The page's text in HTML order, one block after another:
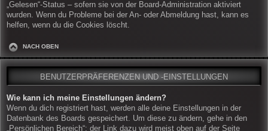
„Gelesen“-Status – sofern sie von der Board-Administration aktiviert
wurden. Wenn du Probleme bei der An- oder Abmeldung hast, kann es
helfen, wenn du die Cookies löscht.
NACH OBEN
BENUTZERPRÄFERENZEN UND -EINSTELLUNGEN
Wie kann ich meine Einstellungen ändern?
Wenn du dich registriert hast, werden alle deine Einstellungen in der
Datenbank des Boards gespeichert. Um diese zu ändern, gehe in den
„Persönlichen Bereich“; der Link dazu wird meist oben auf der Seite